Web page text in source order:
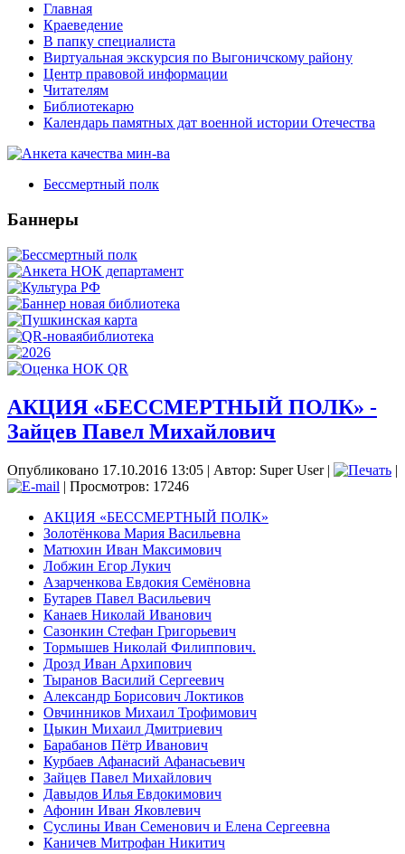
Главная
Краеведение
В папку специалиста
Виртуальная экскурсия по Выгоничскому району
Центр правовой информации
Читателям
Библиотекарю
Календарь памятных дат военной истории Отечества
Бессмертный полк
Баннеры
АКЦИЯ «БЕССМЕРТНЫЙ ПОЛК» -
Зайцев Павел Михайлович
Опубликовано 17.10.2016 13:05 | Автор: Super User|
|
| Просмотров: 17246
АКЦИЯ «БЕССМЕРТНЫЙ ПОЛК»
Золотёнкова Мария Васильевна
Матюхин Иван Максимович
Лобжин Егор Лукич
Азарченкова Евдокия Семёновна
Бутарев Павел Васильевич
Канаев Николай Иванович
Сазонкин Стефан Григорьевич
Тормышев Николай Филиппович.
Дрозд Иван Архипович
Тыранов Василий Сергеевич
Александр Борисович Локтиков
Овчинников Михаил Трофимович
Цыкин Михаил Дмитриевич
Барабанов Пётр Иванович
Курбаев Афанасий Афанасьевич
Зайцев Павел Михайлович
Давыдов Илья Евдокимович
Афонин Иван Яковлевич
Суслины Иван Семенович и Елена Сергеевна
Каничев Митрофан Никитич